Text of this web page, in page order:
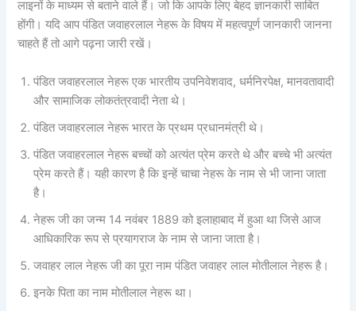
लाइनों के माध्यम से बताने वाले हैं। जो कि आपके लिए बेहद ज्ञानकारी साबित
होंगी। यदि आप पंडित जवाहरलाल नेहरू के विषय में महत्वपूर्ण जानकारी जानना
चाहते हैं तो आगे पढ़ना जारी रखें।
पंडित जवाहरलाल नेहरू एक भारतीय उपनिवेशवाद, धर्मनिरपेक्ष, मानवतावादी
और सामाजिक लोकतंत्रवादी नेता थे।
पंडित जवाहरलाल नेहरू भारत के प्रथम प्रधानमंत्री थे।
पंडित जवाहरलाल नेहरू बच्चों को अत्यंत प्रेम करते थे और बच्चे भी अत्यंत
प्रेम करते हैं। यही कारण है कि इन्हें चाचा नेहरू के नाम से भी जाना जाता
है।
नेहरू जी का जन्म 14 नवंबर 1889 को इलाहाबाद में हुआ था जिसे आज
आधिकारिक रूप से प्रयागराज के नाम से जाना जाता है।
जवाहर लाल नेहरू जी का पूरा नाम पंडित जवाहर लाल मोतीलाल नेहरू है।
इनके पिता का नाम मोतीलाल नेहरू था।